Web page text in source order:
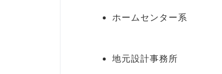
ホームセンター系
地元設計事務所